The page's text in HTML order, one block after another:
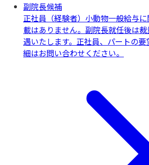
副院長候補
正社員（経験者） 小動物一般給与
載はありません。副院長就任後は
遇いたします。正社員、パートの
細はお問い合わせください。